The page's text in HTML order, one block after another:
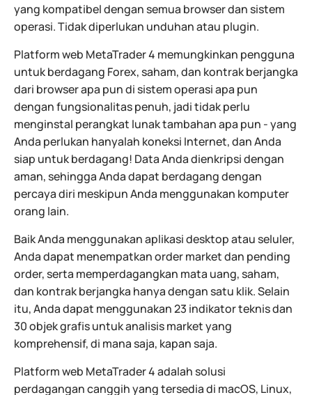
yang kompatibel dengan semua browser dan sistem
operasi. Tidak diperlukan unduhan atau plugin.
Platform web MetaTrader 4 memungkinkan pengguna
untuk berdagang Forex, saham, dan kontrak berjangka
dari browser apa pun di sistem operasi apa pun
dengan fungsionalitas penuh, jadi tidak perlu
menginstal perangkat lunak tambahan apa pun - yang
Anda perlukan hanyalah koneksi Internet, dan Anda
siap untuk berdagang! Data Anda dienkripsi dengan
aman, sehingga Anda dapat berdagang dengan
percaya diri meskipun Anda menggunakan komputer
orang lain.
Baik Anda menggunakan aplikasi desktop atau seluler,
Anda dapat menempatkan order market dan pending
order, serta memperdagangkan mata uang, saham,
dan kontrak berjangka hanya dengan satu klik. Selain
itu, Anda dapat menggunakan 23 indikator teknis dan
30 objek grafis untuk analisis market yang
komprehensif, di mana saja, kapan saja.
Platform web MetaTrader 4 adalah solusi
perdagangan canggih yang tersedia di macOS, Linux,